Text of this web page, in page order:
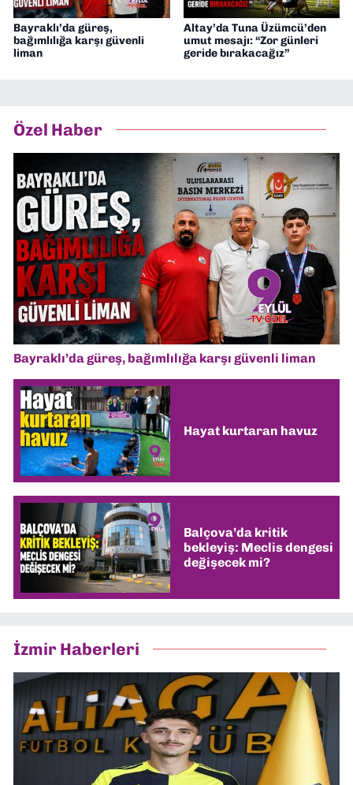
Bayraklı’da güreş,
bağımlılığa karşı güvenli
liman
Altay’da Tuna Üzümcü’den
umut mesajı: “Zor günleri
geride bırakacağız”
Özel Haber
Bayraklı’da güreş, bağımlılığa karşı güvenli liman
Hayat kurtaran havuz
Balçova’da kritik
bekleyiş: Meclis dengesi
değişecek mi?
İzmir Haberleri